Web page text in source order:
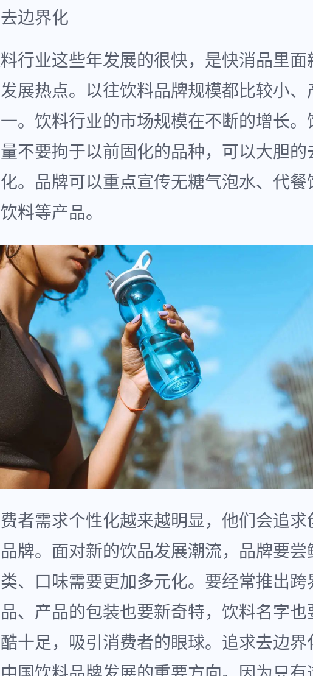
边界化
行业这些年发展的很快，是快消品里面
展热点。以往饮料品牌规模都比较小、
。饮料行业的市场规模在不断的增长。
不要拘于以前固化的品种，可以大胆的
。品牌可以重点宣传无糖气泡水、代餐
料等产品。
者需求个性化越来越明显，他们会追求
牌。面对新的饮品发展潮流，品牌要尝
、口味需要更加多元化。要经常推出跨
、产品的包装也要新奇特，饮料名字也
十足，吸引消费者的眼球。追求去边界